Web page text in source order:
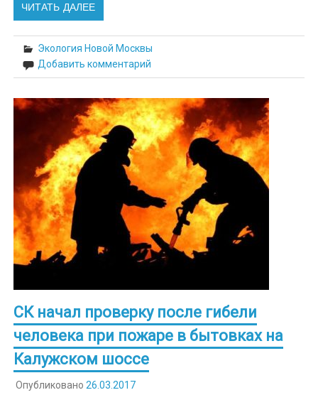
ЧИТАТЬ ДАЛЕЕ
Экология Новой Москвы
Добавить комментарий
СК начал проверку после гибели
человека при пожаре в бытовках на
Калужском шоссе
Опубликовано 26.03.2017